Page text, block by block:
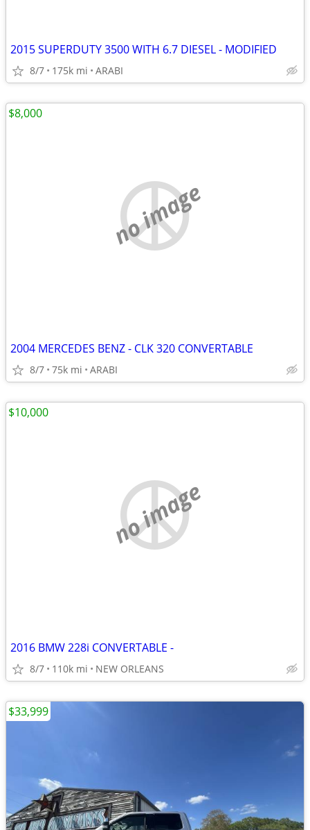
2015 SUPERDUTY 3500 WITH 6.7 DIESEL - MODIFIED
8/7 175k mi ARABI
no image
2004 MERCEDES BENZ - CLK 320 CONVERTABLE
8/7 75k mi ARABI
$8,000
no image
2016 BMW 228i CONVERTABLE -
8/7 110k mi NEW ORLEANS
$10,000
$33,999